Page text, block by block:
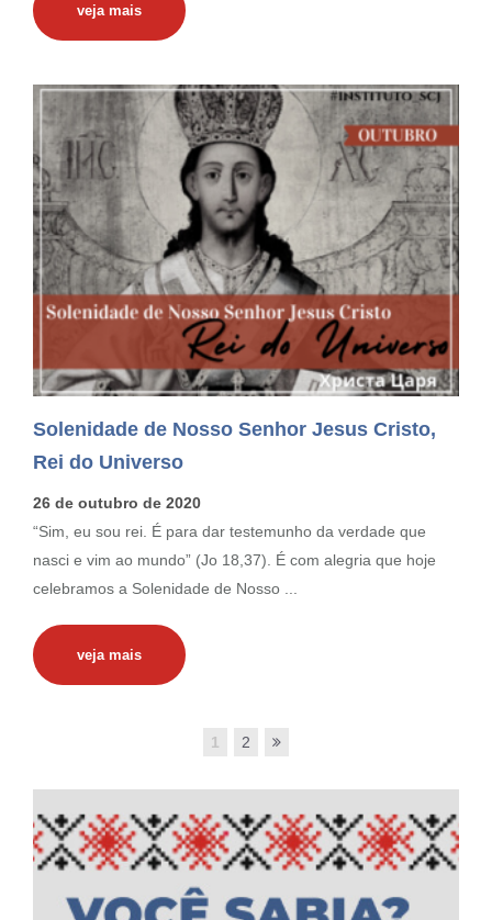
veja mais
Solenidade de Nosso Senhor Jesus Cristo,
Rei do Universo
26 de outubro de 2020
“Sim, eu sou rei. É para dar testemunho da verdade que
nasci e vim ao mundo” (Jo 18,37). É com alegria que hoje
celebramos a Solenidade de Nosso ...
veja mais
1 2